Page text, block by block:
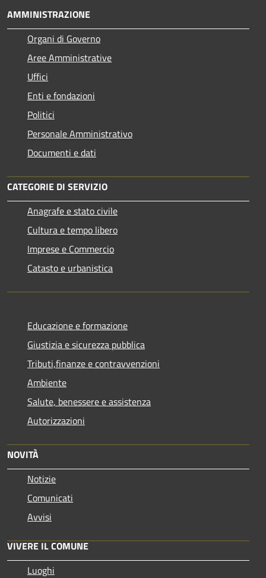
AMMINISTRAZIONE
Organi di Governo
Aree Amministrative
Uffici
Enti e fondazioni
Politici
Personale Amministrativo
Documenti e dati
CATEGORIE DI SERVIZIO
Anagrafe e stato civile
Cultura e tempo libero
Imprese e Commercio
Catasto e urbanistica
Educazione e formazione
Giustizia e sicurezza pubblica
Tributi,finanze e contravvenzioni
Ambiente
Salute, benessere e assistenza
Autorizzazioni
NOVITÀ
Notizie
Comunicati
Avvisi
VIVERE IL COMUNE
Luoghi